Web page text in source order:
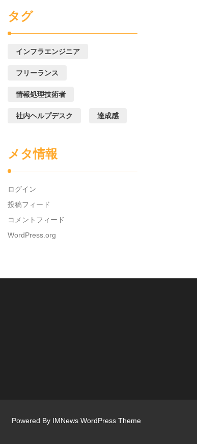
タグ
インフラエンジニア
フリーランス
情報処理技術者
社内ヘルプデスク 達成感
メタ情報
ログイン
投稿フィード
コメントフィード
WordPress.org
Powered By IMNews WordPress Theme